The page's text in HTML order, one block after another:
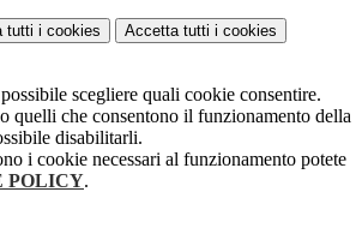
tutti i cookies Accetta tutti i cookies
scegliere quali cookie consentire.
quelli che consentono il funzionamento della
disabilitarli.
i cookie necessari al funzionamento potete
POLICY.